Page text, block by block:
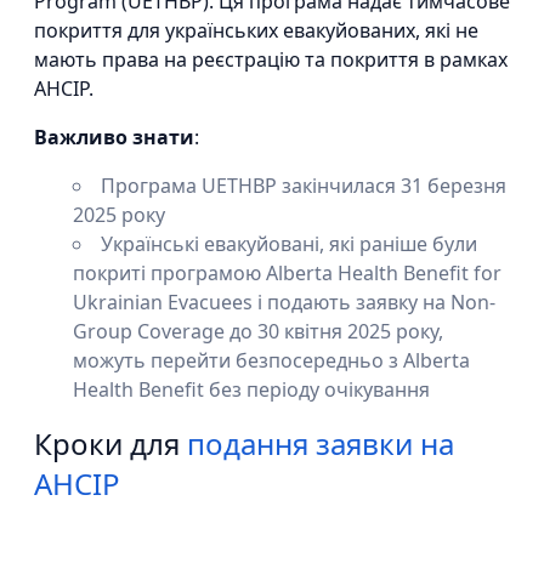
покриття для українських евакуйованих, які не
мають права на реєстрацію та покриття в рамках
AHCIP.
Важливо знати:
Програма UETHBP закінчилася 31 березня
2025 року
Українські евакуйовані, які раніше були
покриті програмою Alberta Health Benefit for
Ukrainian Evacuees і подають заявку на Non-
Group Coverage до 30 квітня 2025 року,
можуть перейти безпосередньо з Alberta
Health Benefit без періоду очікування
Кроки для подання заявки на
AHCIP